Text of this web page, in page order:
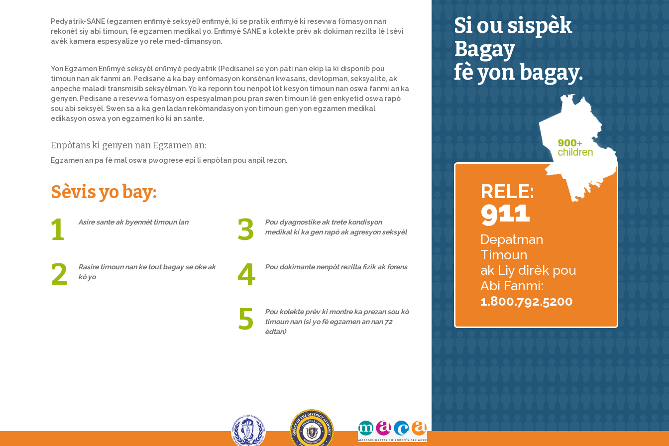
Pedyatrik-SANE (egzamen enfimyè seksyèl) enfimyè, ki se pratik enfimyè ki resevwa fòmasyon nan
rekonèt siy abi timoun, fè egzamen medikal yo. Enfimyè SANE a kolekte prèv ak dokiman rezilta lè l sèvi
avèk kamera espesyalize yo rele med-dimansyon.
Yon Egzamen Enfimyè seksyèl enfimyè pedyatrik (Pedisane) se yon pati nan ekip la ki disponib pou
timoun nan ak fanmi an. Pedisane a ka bay enfòmasyon konsènan kwasans, devlopman, seksyalite, ak
anpeche maladi transmisib seksyèlman. Yo ka reponn tou nenpòt lòt kesyon timoun nan oswa fanmi an ka
genyen. Pedisane a resevwa fòmasyon espesyalman pou pran swen timoun lè gen enkyetid oswa rapò
sou abi seksyèl. Swen sa a ka gen ladan rekòmandasyon yon timoun gen yon egzamen medikal
edikasyon oswa yon egzamen kò ki an sante.
Enpòtans ki genyen nan Egzamen an:
Egzamen an pa fè mal oswa pwogrese epi li enpòtan pou anpil rezon.
Sèvis yo bay:
Asire sante ak byennèt timoun lan
Rasire timoun nan ke tout bagay se oke ak
kò yo
Pou dyagnostike ak trete kondisyon
medikal ki ka gen rapò ak agresyon seksyèl
Pou dokimante nenpòt rezilta fizik ak forens
Pou kolekte prèv ki montre ka prezan sou kò
timoun nan (si yo fè egzamen an nan 72
èdtan)
Si ou sispèk
Bagay
fè yon bagay.
RELE:
911
Depatman
Timoun
ak Liy dirèk pou
Abi Fanmi:
1.800.792.5200